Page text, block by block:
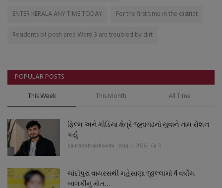
ENTER KERALA ANY TIME TODAY
For the first time in the district
Residents of posh area Ward 3 are troubled by dirt
POPULAR POSTS
This Week This Month All Time
ફિલ્મ અને મીડિયા ક્ષેત્રે જૂનાગઢનાં યુવાને નામ રોશન
કર્યું
saurashtrabhoomi Aug 4, 2026 0
ચાંદીપુરા વાયરસથી મહેસાણા જીલ્લામાં 4 વર્ષીય
બાળકીનું મોત...